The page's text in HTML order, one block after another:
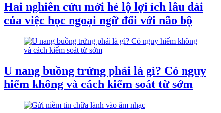
Hai nghiên cứu mới hé lộ lợi ích lâu dài
của việc học ngoại ngữ đối với não bộ
U nang buồng trứng phải là gì? Có nguy
hiểm không và cách kiểm soát từ sớm